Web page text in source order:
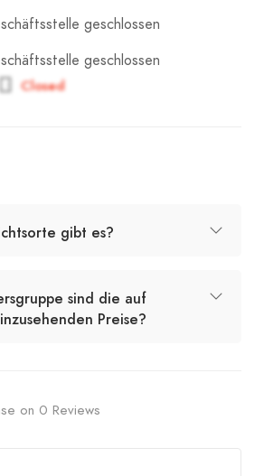
geschlossen
geschlossen
Closed
gibt es?
sind die auf
Preise?
on 0 Reviews